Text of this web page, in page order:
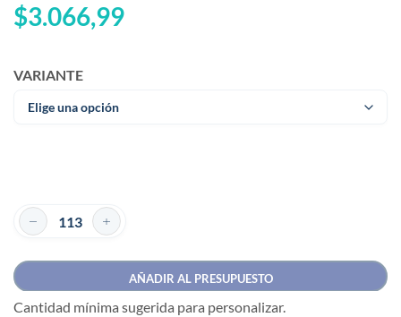
$3.066,99
VARIANTE
AÑADIR AL PRESUPUESTO
Cantidad mínima sugerida para personalizar.